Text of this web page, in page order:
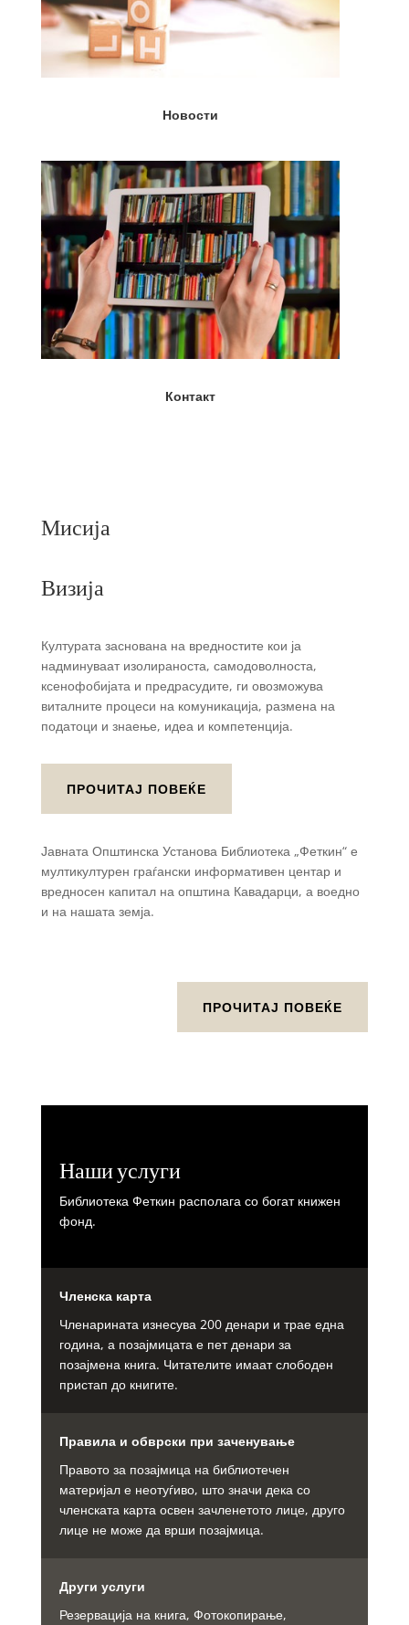
Новости
Контакт
Мисија
Визија
Културата заснована на вредностите кои ја
надминуваат изолираноста, самодоволноста,
ксенофобијата и предрасудите, ги овозможува
виталните процеси на комуникација, размена на
податоци и знаење, идеа и компетенција.
ПРОЧИТАЈ ПОВЕЌЕ
Јавната Општинска Установа Библиотека „Феткин“ е
мултикултурен граѓански информативен центар и
вредносен капитал на општина Кавадарци, а воедно
и на нашата земја.
ПРОЧИТАЈ ПОВЕЌЕ
Наши услуги
Библиотека Феткин располага со богат книжен
фонд.
Членска карта
Членарината изнесува 200 денари и трае една
година, а позајмицата е пет денари за
позајмена книга. Читателите имаат слободен
пристап до книгите.
Правила и обврски при заченување
Правото за позајмица на библиотечен
материјал е неотуѓиво, што значи дека со
членската карта освен зачленетото лице, друго
лице не може да врши позајмица.
Други услуги
Резервација на книга, Фотокопирање,